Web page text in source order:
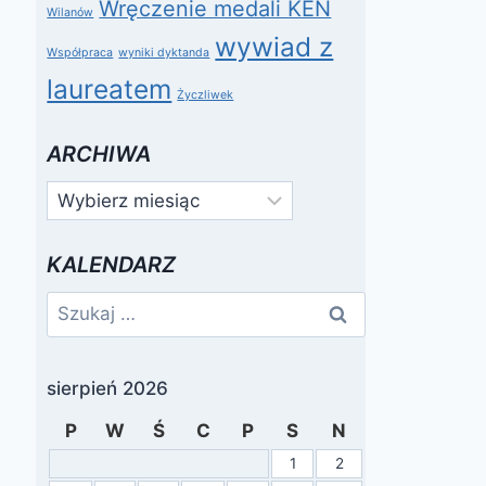
Wilanów Wręczenie medali KEN
Współpraca wyniki dyktanda wywiad z
laureatem Życzliwek
ARCHIWA
Archiwa
KALENDARZ
Szukaj:
sierpień 2026
P
W Ś C P S N
1
2